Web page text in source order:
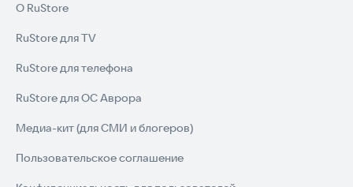
О RuStore
RuStore для TV
RuStore для телефона
RuStore для ОС Аврора
Медиа-кит (для СМИ и блогеров)
Пользовательское соглашение